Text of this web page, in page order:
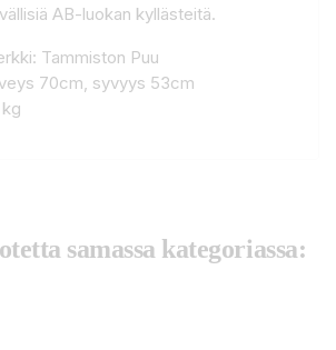
AB-luokan kyllästeitä.
Tammiston Puu
70cm, syvyys 53cm
samassa kategoriassa: